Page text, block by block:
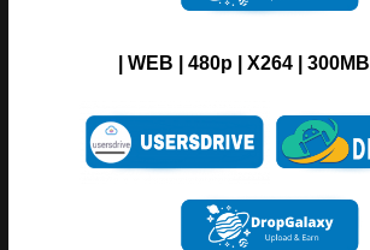
| WEB | 480p | X264 | 300MB